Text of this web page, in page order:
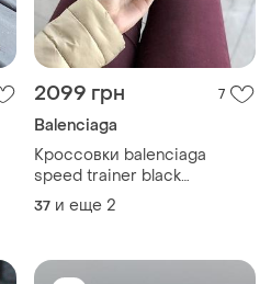
2099 грн 7
Balenciaga
Кроссовки balenciaga
speed trainer black
распродаж sale
37 и еще 2